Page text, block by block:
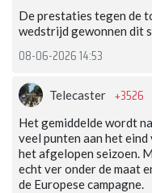
De prestaties tegen de
wedstrijd gewonnen dit
08-06-2026 14:53
Telecaster +3526
Het gemiddelde wordt
veel punten aan het
het afgelopen seizoen.
echt ver onder de maat
de Europese campagne.